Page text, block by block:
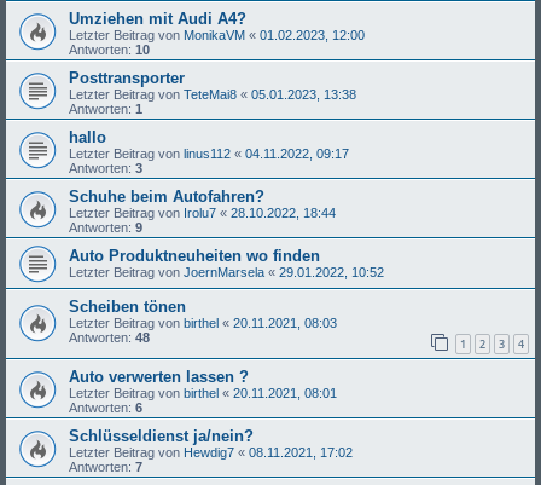
Umziehen mit Audi A4?
Letzter Beitrag von MonikaVM « 01.02.2023, 12:00
Antworten: 10
Posttransporter
Letzter Beitrag von TeteMai8 « 05.01.2023, 13:38
Antworten: 1
hallo
Letzter Beitrag von linus112 « 04.11.2022, 09:17
Antworten: 3
Schuhe beim Autofahren?
Letzter Beitrag von Irolu7 « 28.10.2022, 18:44
Antworten: 9
Auto Produktneuheiten wo finden
Letzter Beitrag von JoernMarsela « 29.01.2022, 10:52
Scheiben tönen
Letzter Beitrag von birthel « 20.11.2021, 08:03
Antworten: 48 1 2 3 4
Auto verwerten lassen ?
Letzter Beitrag von birthel « 20.11.2021, 08:01
Antworten: 6
Schlüsseldienst ja/nein?
Letzter Beitrag von Hewdig7 « 08.11.2021, 17:02
Antworten: 7